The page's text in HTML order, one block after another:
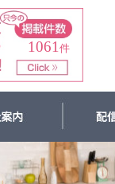
1061 件